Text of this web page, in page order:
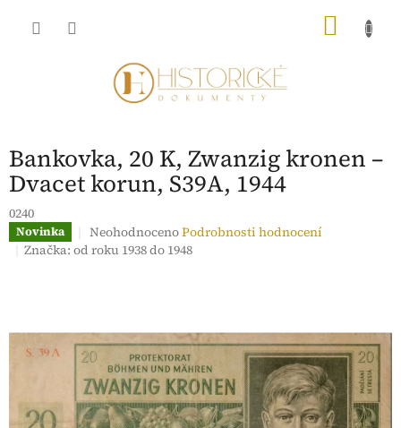
Bankovka, 20 K, Zwanzig kronen –
Dvacet korun, S39A, 1944
0240
Novinka
Průměrné
hodnocení
5
hvězdiček.
NeohodnocenoPodrobnosti hodnocení
Značka:od roku 1938 do 1948